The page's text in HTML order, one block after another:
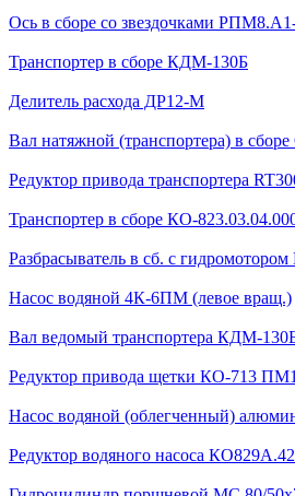
Ось в сборе со звездочками
Транспортер в сборе КДМ-130Б
Делитель расхода ДР12-М
Вал натяжной (транспортера) в
Редуктор привода транспортера
Транспортер в сборе КО-
Разбрасыватель в сб. с
Насос водяной 4К-6ПМ (левое вращ.)
Вал ведомый транспортера КДМ-
Редуктор привода щетки КО-713
Насос водяной (облегченный)
Редуктор водяного насоса